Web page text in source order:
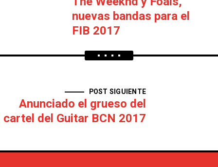
nuevas bandas para el
FIB 2017
POST SIGUIENTE
Anunciado el grueso del
cartel del Guitar BCN 2017